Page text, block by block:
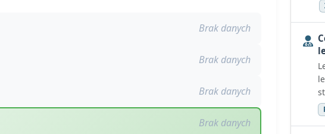
Brak danych
Brak danych
Brak danych
Brak danych